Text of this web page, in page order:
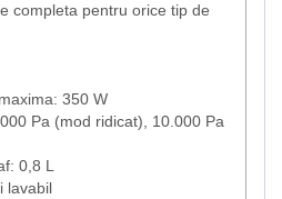
completa pentru orice tip de
350 W
Pa (mod ridicat), 10.000 Pa
0,8 L
lavabil